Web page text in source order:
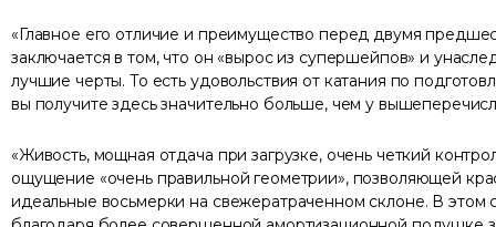
Главное его отличие и преимущество перед двумя
заключается в том, что он «вырос из супершейпов» и
лучшие черты. То есть удовольствия от катания по
вы получите здесь значительно больше, чем у
Живость, мощная отдача при загрузке, очень четкий
ощущение «очень правильной геометрии», позволяющей
идеальные восьмерки на свежератраченном склоне. В этом